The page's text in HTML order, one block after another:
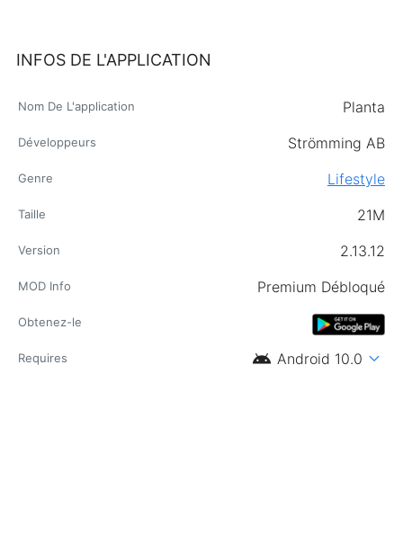
INFOS DE L'APPLICATION
Nom De L'application Planta
Développeurs Strömming AB
Genre Lifestyle
Taille 21M
Version 2.13.12
MOD Info Premium Débloqué
Obtenez-le
Requires android Android 10.0 expand_more